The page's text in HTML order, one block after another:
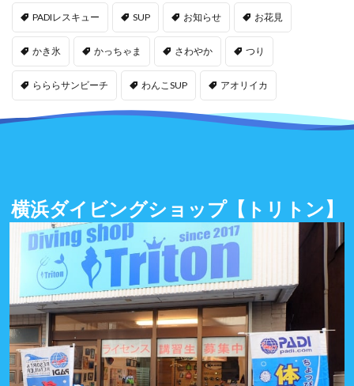
PADIレスキュー SUP お知らせ お花見
かき氷 かっちゃま さわやか つり
らららサンビーチ わんこSUP アオリイカ
横浜ダイビングショップ【トリトン】